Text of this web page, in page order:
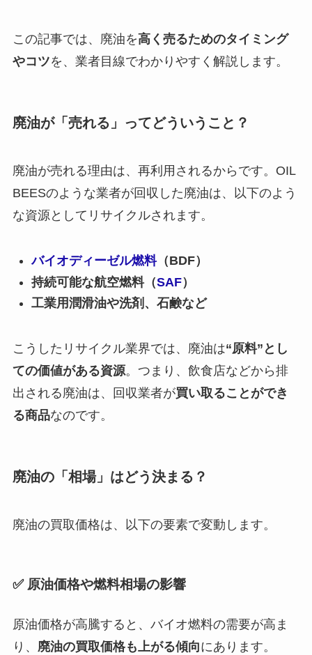
この記事では、廃油を高く売るためのタイミング
やコツを、業者目線でわかりやすく解説します。
廃油が「売れる」ってどういうこと？
廃油が売れる理由は、再利用されるからです。OIL
BEESのような業者が回収した廃油は、以下のよう
な資源としてリサイクルされます。
バイオディーゼル燃料（BDF）
持続可能な航空燃料（SAF）
工業用潤滑油や洗剤、石鹸など
こうしたリサイクル業界では、廃油は“原料”とし
ての価値がある資源。つまり、飲食店などから排
出される廃油は、回収業者が買い取ることができ
る商品なのです。
廃油の「相場」はどう決まる？
廃油の買取価格は、以下の要素で変動します。
✅ 原油価格や燃料相場の影響
原油価格が高騰すると、バイオ燃料の需要が高ま
り、 廃油の買取価格も上がる傾向にあります。